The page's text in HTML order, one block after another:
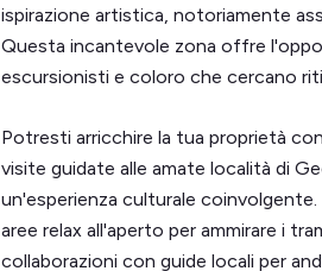
ispirazione artistica, notoriamente
Questa incantevole zona offre
escursionisti e coloro che cercano
Potresti arricchire la tua proprietà
visite guidate alle amate località di
un'esperienza culturale
aree relax all'aperto per ammirare i
collaborazioni con guide locali per